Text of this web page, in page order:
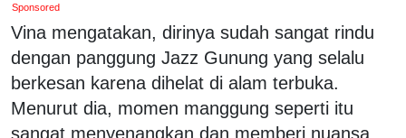
Sponsored
Vina mengatakan, dirinya sudah sangat rindu
dengan panggung Jazz Gunung yang selalu
berkesan karena dihelat di alam terbuka.
Menurut dia, momen manggung seperti itu
sangat menyenangkan dan memberi nuansa